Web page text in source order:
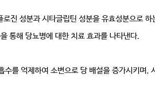
진 성분과 시타글립틴 성분을 유효성분으로
통해 당뇨병에 대한 치료 효과를 나타낸다.
수를 억제하여 소변으로 당 배설을 증가시키